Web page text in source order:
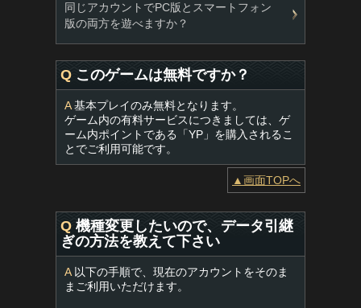
同じアカウントでPC版とスマートフォン
版の両方を遊べますか？
Q このゲームは無料ですか？
A基本プレイのみ無料となります。
ゲーム内の有料サービスにつきましては、ゲ
ーム内ポイントである「YP」を購入されるこ
とでご利用可能です。
▲画面TOPへ
Q 機種変更したいので、データ引継
ぎの方法を教えて下さい
A以下の手順で、現在のアカウントをそのま
まご利用いただけます。